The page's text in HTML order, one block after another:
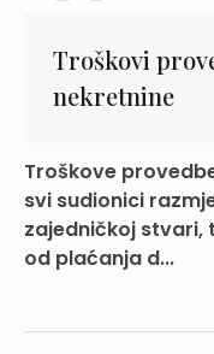
Troškovi
nekretnine
Troškove
svi sudionici
zajedničkoj stvari,
od plaćanja d...